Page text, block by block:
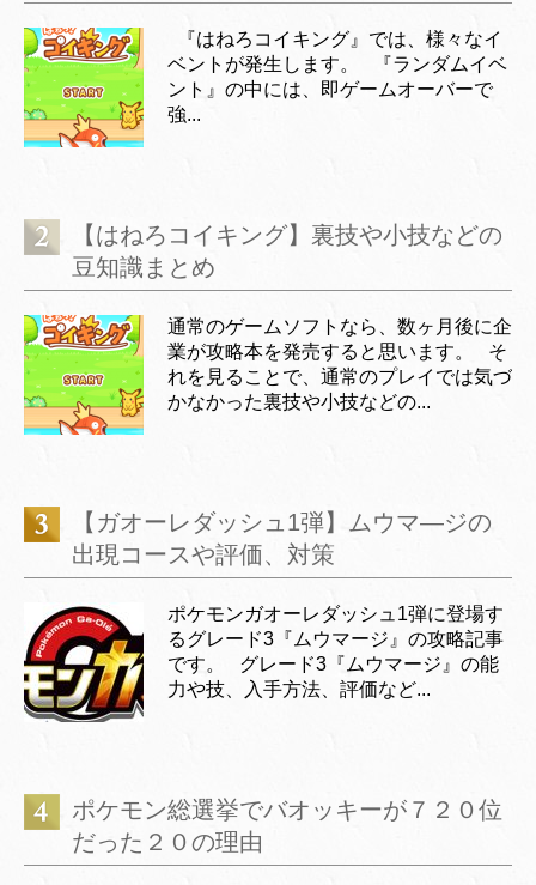
『はねろコイキング』では、様々なイ
ベントが発生します。 『ランダムイベ
ント』の中には、即ゲームオーバーで
強...
【はねろコイキング】裏技や小技などの
豆知識まとめ
通常のゲームソフトなら、数ヶ月後に企
業が攻略本を発売すると思います。 そ
れを見ることで、通常のプレイでは気づ
かなかった裏技や小技などの...
【ガオーレダッシュ1弾】ムウマ―ジの
出現コースや評価、対策
ポケモンガオーレダッシュ1弾に登場す
るグレード3『ムウマージ』の攻略記事
です。 グレード3『ムウマージ』の能
力や技、入手方法、評価など...
ポケモン総選挙でバオッキーが７２０位
だった２０の理由